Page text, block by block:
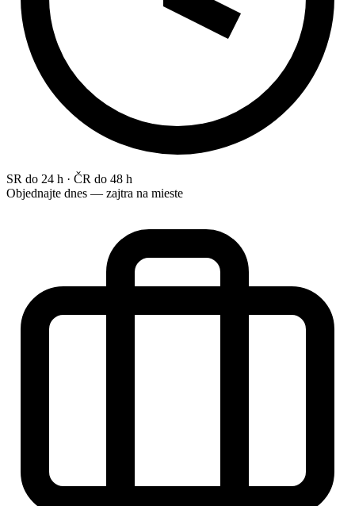
SR do 24 h · ČR do 48 h
Objednajte dnes — zajtra na mieste